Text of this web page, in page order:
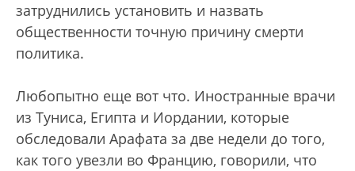
затруднились установить и назвать
общественности точную причину смерти
политика.
Любопытно еще вот что. Иностранные врачи
из Туниса, Египта и Иордании, которые
обследовали Арафата за две недели до того,
как того увезли во Францию, говорили, что